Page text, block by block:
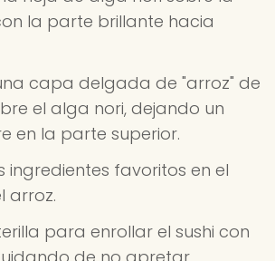
la parte brillante hacia
capa delgada de "arroz" de
el alga nori, dejando un
en la parte superior.
ingredientes favoritos en el
arroz.
para enrollar el sushi con